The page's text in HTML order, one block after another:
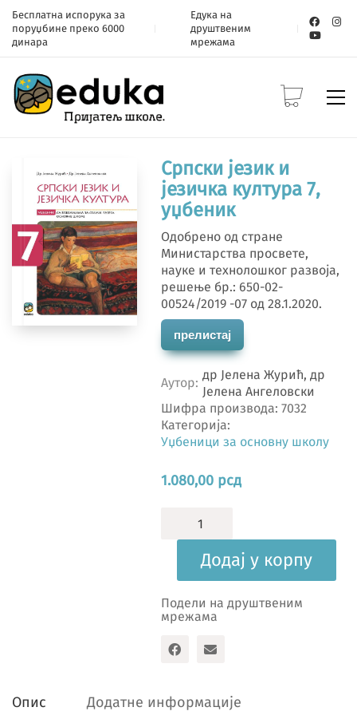
Бесплатна испорука за
поруџбине преко 6000
динара
Едука на
друштвеним
мрежама
Српски језик и
језичка култура 7,
уџбеник
Одобрено од стране
Министарства просвете,
науке и технолошког развоја,
решење бр.: 650-02-
00524/2019 -07 од 28.1.2020.
прелистај
Аутор
др Јелена Журић, др
Јелена Ангеловски
Шифра производа: 7032
Категорија:
Уџбеници за основну школу
1.080,00 рсд
језичка
култура
7,
уџбеник
Додај у корпу
Подели на друштвеним
мрежама
Опис Додатне информације